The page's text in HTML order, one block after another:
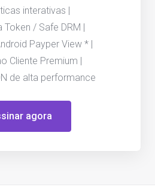
interativas |
Token / Safe DRM |
Payper View * |
Cliente Premium |
de alta performance
agora